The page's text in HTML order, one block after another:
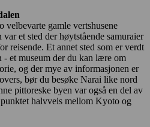
velbevarte gamle vertshusene
et sted der høytstående samuraier
reisende. Et annet sted som er verdt
et museum der du kan lære om
og der mye av informasjonen er
bør du besøke Narai like nord
pittoreske byen var også en del av
halvveis mellom Kyoto og